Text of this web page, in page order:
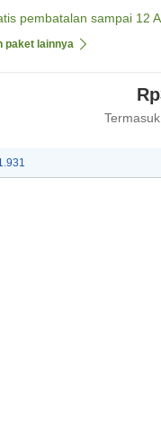
Jepang dan
pembatalan sampai 12
paket lainnya